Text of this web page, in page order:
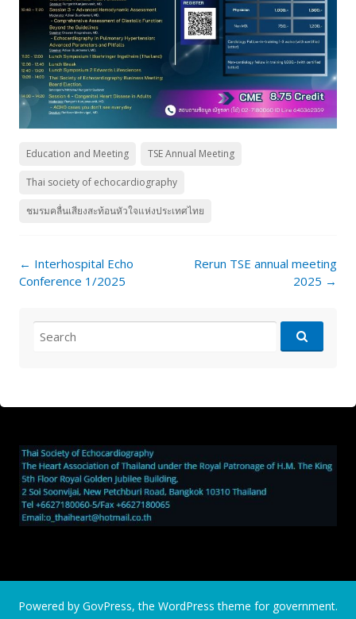
Education and Meeting TSE Annual Meeting
Thai society of echocardiography
ชมรมคลื่นเสียงสะท้อนหัวใจแห่งประเทศไทย
Post
navigation
← Interhospital Echo
Conference 1/2025
Rerun TSE annual meeting
2025 →
for:
Powered by GovPress, the WordPress theme for government.